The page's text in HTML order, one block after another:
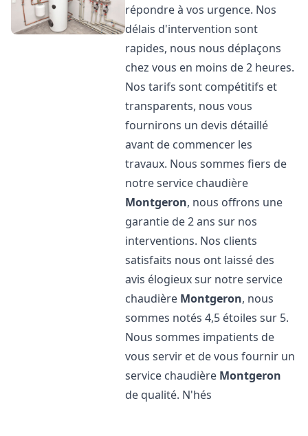
répondre à vos urgence. Nos
délais d'intervention sont
rapides, nous nous déplaçons
chez vous en moins de 2 heures.
Nos tarifs sont compétitifs et
transparents, nous vous
fournirons un devis détaillé
avant de commencer les
travaux. Nous sommes fiers de
notre service chaudière
Montgeron, nous offrons une
garantie de 2 ans sur nos
interventions. Nos clients
satisfaits nous ont laissé des
avis élogieux sur notre service
chaudière Montgeron, nous
sommes notés 4,5 étoiles sur 5.
Nous sommes impatients de
vous servir et de vous fournir un
service chaudière Montgeron
de qualité. N'hés